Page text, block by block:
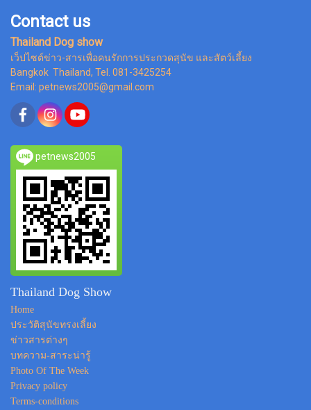
Contact us
Thailand Dog show
เว็ปไซต์ข่าว-สารเพื่อคนรักการประกวดสุนัข และสัตว์เลี้ยง
Bangkok Thailand, Tel. 081-3425254
Email: petnews2005@gmail.com
petnews2005
Thailand Dog Show
Home
ประวัติสุนัขทรงเลี้ยง
ข่าวสารต่างๆ
บทความ-สาระน่ารู้
Photo Of The Week
Privacy policy
Terms-conditions